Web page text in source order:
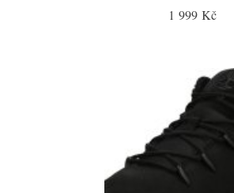
1 999 Kč